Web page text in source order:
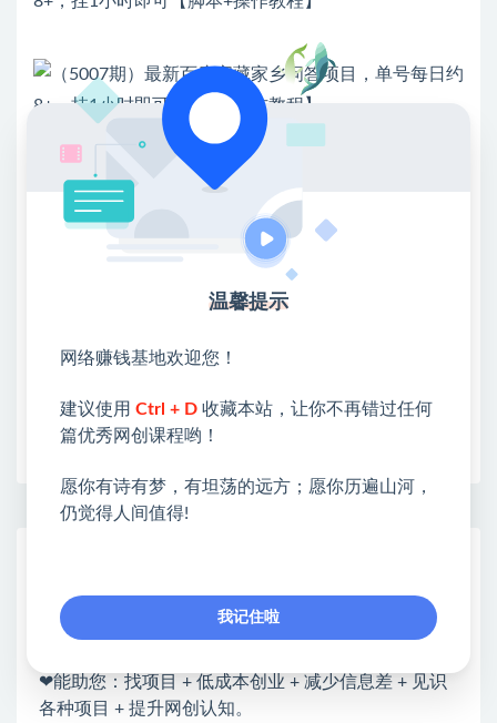
💖课程资料【免费】领取教程💖
①：点击右上角【 】三个点
②：选择【在浏览器打开】
③：点击右上方【登录】领取
收藏 海报 链接
❤本站：本站整合多方资源站，主要面向互联网创业
❤能助您：找项目 + 低成本创业 + 减少信息差 + 见识
各种项目 + 提升网创认知。
温馨提示
网络赚钱基地欢迎您！
建议使用 Ctrl + D 收藏本站，让你不再错过任何
篇优秀网创课程哟！
愿你有诗有梦，有坦荡的远方；愿你历遍山河，
仍觉得人间值得!
我记住啦